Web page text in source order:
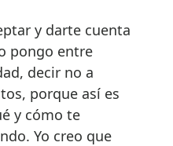
y darte cuenta
pongo entre
decir no a
porque así es
y cómo te
Yo creo que